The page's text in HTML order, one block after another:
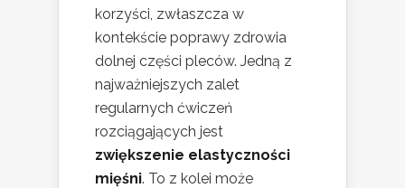
korzyści, zwłaszcza w
kontekście poprawy zdrowia
dolnej części pleców. Jedną z
najważniejszych zalet
regularnych ćwiczeń
rozciągających jest
zwiększenie elastyczności
mięśni. To z kolei może